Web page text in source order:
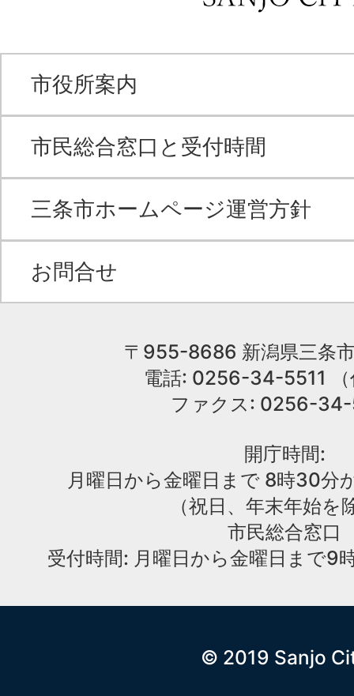
市役所案内
市民総合窓口と受付時間
三条市ホームページ運営方針
お問合せ
〒955-8686 新潟県三条
電話: 0256-34-5511
ファクス: 0256-
開庁時間:
月曜日から金曜日まで 8時30分
（祝日、年末年始を
市民総合窓口
受付時間: 月曜日から金曜日まで9
© 2019 Sanjo